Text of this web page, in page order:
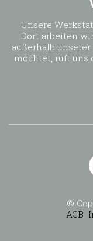
Unsere
Dort arbeiten
außerhalb
möchtet, ruft uns
©
AGB